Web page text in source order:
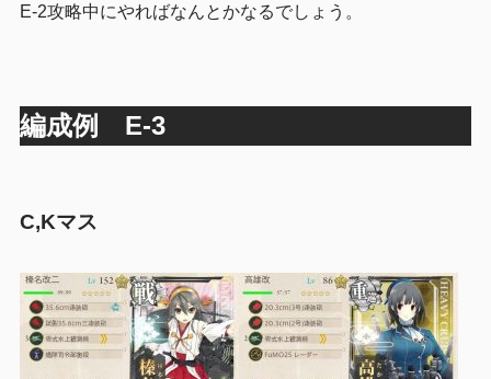
E-2攻略中にやればなんとかなるでしょう。
編成例 E-3
C,Kマス